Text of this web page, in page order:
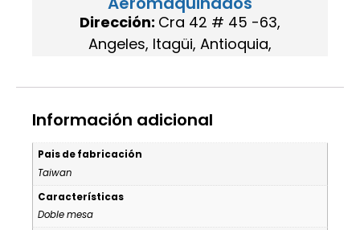
Información adicional
Pais de fabricación
Taiwan
Características
Doble mesa